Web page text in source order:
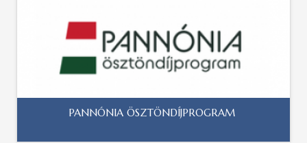
PANNÓNIA ÖSZTÖNDÍJPROGRAM